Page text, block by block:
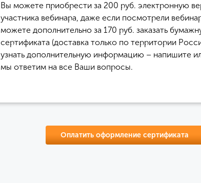
Вы можете приобрести за 200 руб. электронную
участника вебинара, даже если посмотрели
можете дополнительно за 170 руб. заказать
сертификата (доставка только по территории
узнать дополнительную информацию – напишите
мы ответим на все Ваши вопросы.
Оплатить оформление сертификата